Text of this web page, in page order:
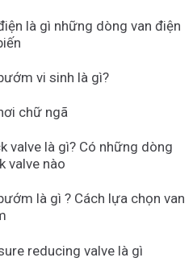
là gì những dòng van điện
vi sinh là gì?
chữ ngã
valve là gì? Có những dòng
valve nào
là gì ? Cách lựa chọn van
reducing valve là gì